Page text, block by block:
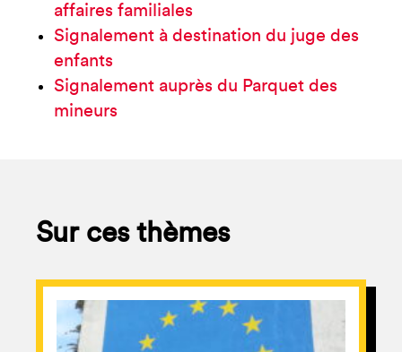
affaires familiales
Signalement à destination du juge des
enfants
Signalement auprès du Parquet des
mineurs
Sur ces thèmes